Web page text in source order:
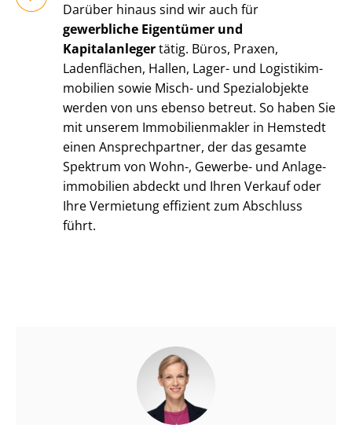
Darüber hinaus sind wir auch für
gewerbliche Eigentümer und
Kapitalanlegertätig. Büros, Praxen,
Ladenflächen, Hallen, Lager- und Lo­gis­tik­im­
mo­bi­li­en sowie Misch- und Spezialobjekte
werden von uns ebenso betreut. So haben Sie
mit unserem Im­mo­bi­li­en­mak­ler in Hemstedt
einen Ansprechpartner, der das gesamte
Spektrum von Wohn-, Gewerbe- und An­la­ge­
im­mo­bi­li­en abdeckt und Ihren Verkauf oder
Ihre Vermietung effizient zum Abschluss
führt.